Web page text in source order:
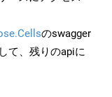
のswagger
て、残りのapiに